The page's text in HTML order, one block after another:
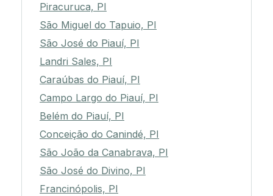
Piracuruca, PI
São Miguel do Tapuio, PI
São José do Piauí, PI
Landri Sales, PI
Caraúbas do Piauí, PI
Campo Largo do Piauí, PI
Belém do Piauí, PI
Conceição do Canindé, PI
São João da Canabrava, PI
São José do Divino, PI
Francinópolis, PI